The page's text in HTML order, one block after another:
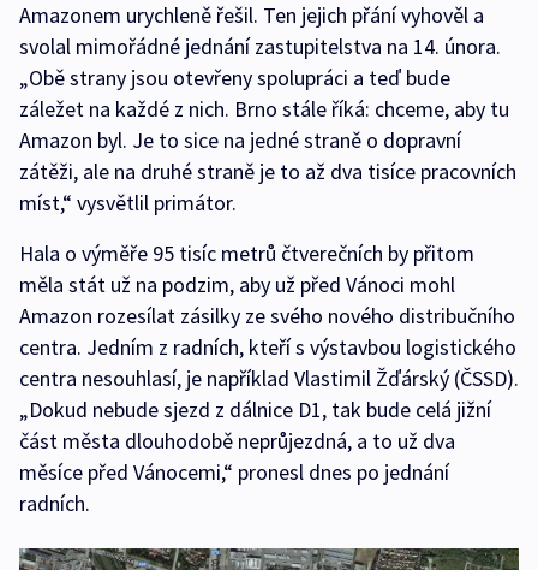
Amazonem urychleně řešil. Ten jejich přání vyhověl a
svolal mimořádné jednání zastupitelstva na 14. února.
„Obě strany jsou otevřeny spolupráci a teď bude
záležet na každé z nich. Brno stále říká: chceme, aby tu
Amazon byl. Je to sice na jedné straně o dopravní
zátěži, ale na druhé straně je to až dva tisíce pracovních
míst,“ vysvětlil primátor.
Hala o výměře 95 tisíc metrů čtverečních by přitom
měla stát už na podzim, aby už před Vánoci mohl
Amazon rozesílat zásilky ze svého nového distribučního
centra. Jedním z radních, kteří s výstavbou logistického
centra nesouhlasí, je například Vlastimil Žďárský (ČSSD).
„Dokud nebude sjezd z dálnice D1, tak bude celá jižní
část města dlouhodobě neprůjezdná, a to už dva
měsíce před Vánocemi,“ pronesl dnes po jednání
radních.